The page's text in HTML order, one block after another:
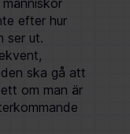
efter hur
ser ut.
ska gå att
om man är